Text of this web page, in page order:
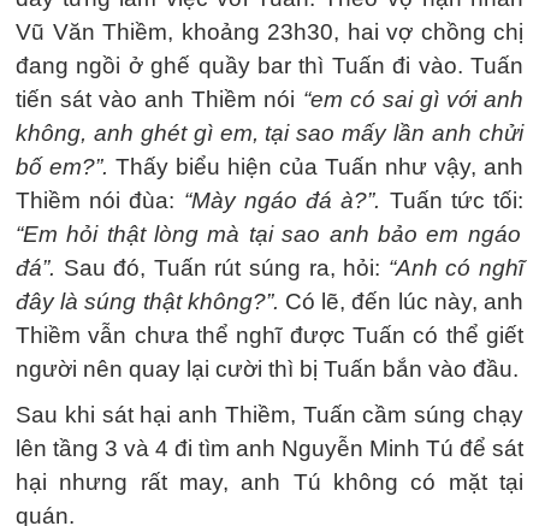
Vũ Văn Thiềm, khoảng 23h30, hai vợ chồng chị
đang ngồi ở ghế quầy bar thì Tuấn đi vào. Tuấn
tiến sát vào anh Thiềm nói “em có sai gì với anh
không, anh ghét gì em, tại sao mấy lần anh chửi
bố em?”. Thấy biểu hiện của Tuấn như vậy, anh
Thiềm nói đùa: “Mày ngáo đá à?”. Tuấn tức tối:
“Em hỏi thật lòng mà tại sao anh bảo em ngáo
đá”. Sau đó, Tuấn rút súng ra, hỏi: “Anh có nghĩ
đây là súng thật không?”. Có lẽ, đến lúc này, anh
Thiềm vẫn chưa thể nghĩ được Tuấn có thể giết
người nên quay lại cười thì bị Tuấn bắn vào đầu.
Sau khi sát hại anh Thiềm, Tuấn cầm súng chạy
lên tầng 3 và 4 đi tìm anh Nguyễn Minh Tú để sát
hại nhưng rất may, anh Tú không có mặt tại
quán.